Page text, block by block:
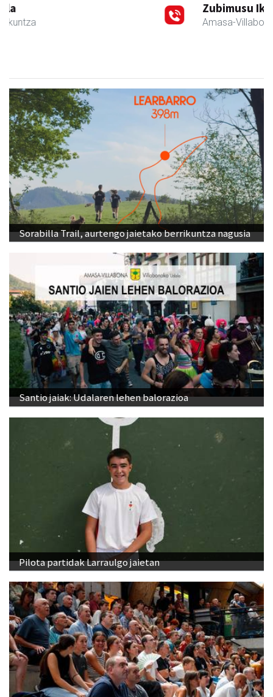
Zubimusu Ikastola
Amasa-Villabona
Sorabilla Trail, aurtengo jaietako berrikuntza nagusia
Santio jaiak: Udalaren lehen balorazioa
Pilota partidak Larraulgo jaietan